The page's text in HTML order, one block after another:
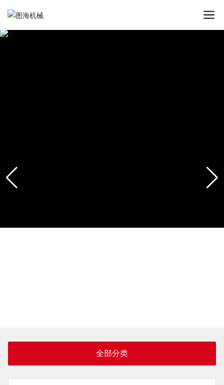
九州官方_九州(中国)
全部分类